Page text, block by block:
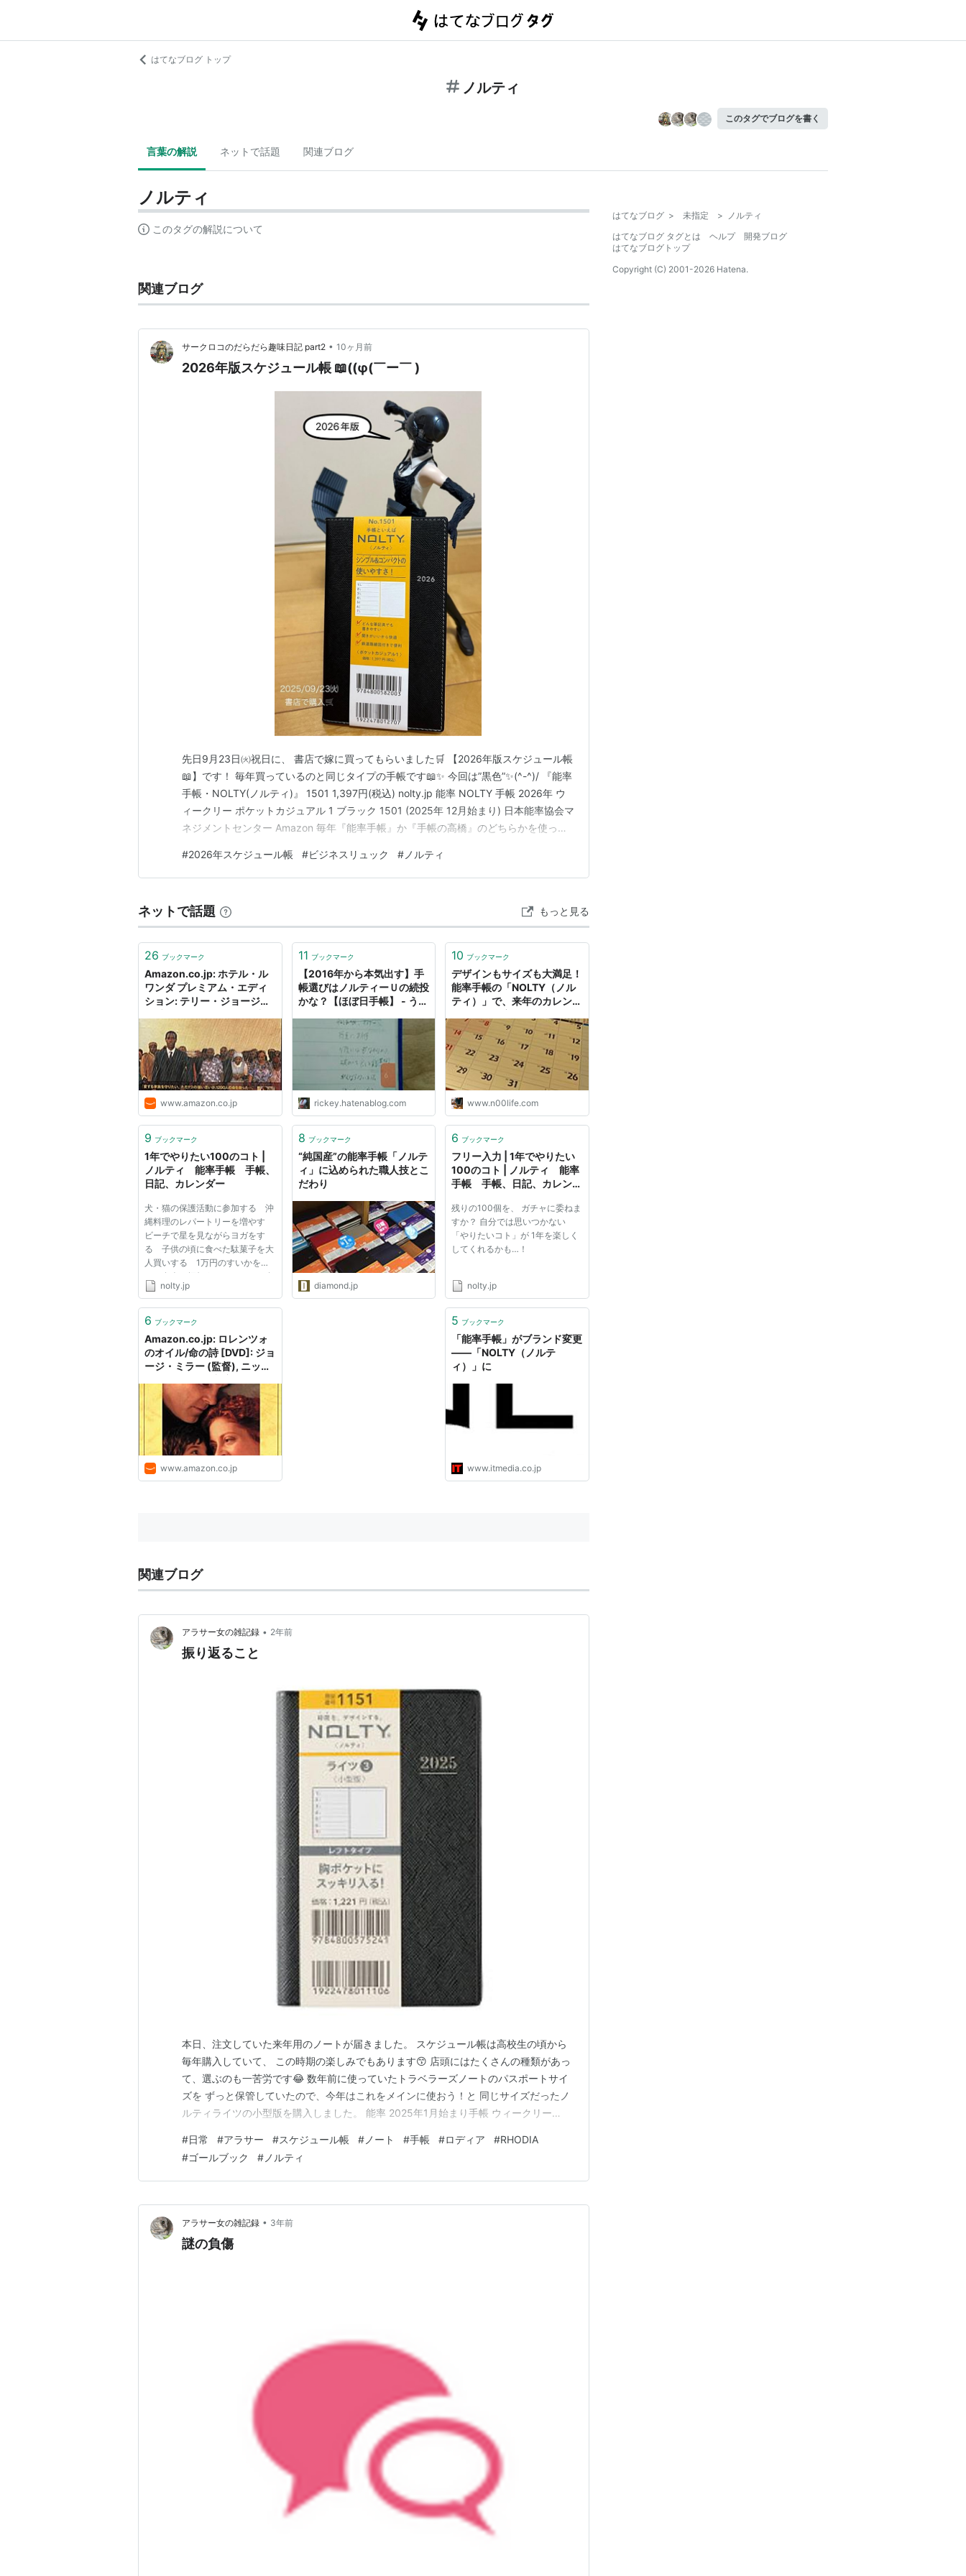
はてなブログ トップ
ノルティ
このタグでブログを書く
言葉の解説 ネットで話題 関連ブログ
ノルティ
このタグの解説について
関連ブログ
サークロコのだらだら趣味日記 part2 • 10ヶ月前
2026年版スケジュール帳 📖((φ(￣ー￣ )
先日9月23日㈫祝日に、 書店で嫁に買ってもらいました🛒 【2026年版スケジュール帳
📖】です！ 毎年買っているのと同じタイプの手帳です📖✨ 今回は”黒色”✨(^-^)/ 『能率
手帳・NOLTY(ノルティ)』 1501 1,397円(税込) nolty.jp 能率 NOLTY 手帳 2026年 ウ
ィークリー ポケットカジュアル 1 ブラック 1501 (2025年 12月始まり) 日本能率協会マ
ネジメントセンター Amazon 毎年『能率手帳』か『手帳の高橋』のどちらかを使って
買い続ける感じです(;^…
#2026年スケジュール帳 #ビジネスリュック # ノルティ
ネットで話題 もっと見る
26 ブックマーク
Amazon.co.jp: ホテル・ル
ワンダ プレミアム・エディ
ション: テリー・ジョージ
演), ソフィー・オコネドー
(出演), ニック・ノルティ (出
演), ホアキン・フェニックス
(出演): DVD
www.amazon.co.jp
11 ブックマーク
【2016年から本気出す】手
帳選びはノルティーＵの続投
かな？【ほぼ日手帳】 - うき
rickey.hatenablog.com
10 ブックマーク
デザインもサイズも大満足！
能率手帳の「NOLTY（ノル
ティ）」で、来年のカレンダ
すっきり、さっぱり。
www.n00life.com
9 ブックマーク
1年でやりたい100のコト |
ノルティ 能率手帳 手帳、
日記、カレンダー
犬・猫の保護活動に参加する 沖
縄料理のレパートリーを増やす
ビーチで星を見ながらヨガをす
る 子供の頃に食べた駄菓子を大
人買いする 1万円のすいかを買
って友人に振舞う メキシコの友
達に会う 高級な柔軟剤を試して
美術展に行く お気に入りブラン
生...
nolty.jp
8 ブックマーク
“純国産”の能率手帳「ノルテ
ィ」に込められた職人技とこ
だわり
diamond.jp
6 ブックマーク
フリー入力 | 1年でやりたい
100のコト | ノルティ 能率
手帳 手帳、日記、カレンダ
残りの100個を、 ガチャに委ねま
すか？ 自分では思いつかない
「やりたいコト」が 1年を楽しく
してくれるかも…！
nolty.jp
6 ブックマーク
Amazon.co.jp: ロレンツォ
のオイル/命の詩 [DVD]: ジョ
ージ・ミラー (監督), ニッ
ン・サランドン (出演), ニッ
ク・ノルティ (Unknown):
DVD
www.amazon.co.jp
5 ブックマーク
「能率手帳」がブランド変更
――「NOLTY（ノルテ
ィ）」に
www.itmedia.co.jp
関連ブログ
アラサー女の雑記録 • 2年前
振り返ること
本日、注文していた来年用のノートが届きました。 スケジュール帳は高校生の頃から
毎年購入していて、 この時期の楽しみでもあります😙 店頭にはたくさんの種類があっ
て、選ぶのも一苦労です😂 数年前に使っていたトラベラーズノートのパスポートサイ
ズを ずっと保管していたので、今年はこれをメインに使おう！と 同じサイズだったノ
ルティライツの小型版を購入しました。 能率 2025年1月始まり手帳 ウィークリー
(2024/11/13時点) 楽天で購入 手のひらサイズで、毎日の予定とタスクを確認するには
このくらいのサ…
#日常 #アラサー #スケジュール帳 #ノート #手帳 #ロディア #RHODIA
#ゴールブック #ノルティ
アラサー女の雑記録 • 3年前
謎の負傷
はてなブログ > 未指定 > ノルティ
はてなブログ タグとは
ヘルプ
開発ブログ
はてなブログトップ
Copyright (C) 2001-2026 Hatena.